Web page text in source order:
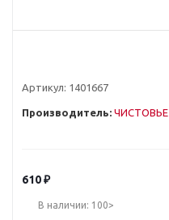
Артикул: 1401667
Производитель: ЧИСТОВЬЕ
610₽
В наличии: 100>